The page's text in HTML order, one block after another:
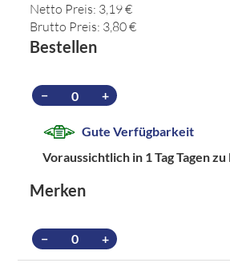
Netto Preis: 3,19 €
Brutto Preis: 3,80 €
Bestellen
− +
Gute Verfügbarkeit
Voraussichtlich in 1 Tag Tagen
Merken
− +